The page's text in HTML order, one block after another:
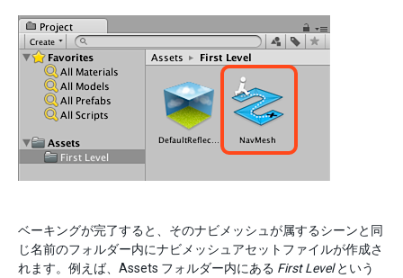
ベーキングが完了すると、そのナビメッシュが属するシーンと同
じ名前のフォルダー内にナビメッシュアセットファイルが作成さ
れます。例えば、Assets フォルダー内にある First Levelという